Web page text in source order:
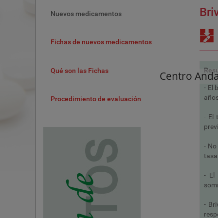
Centro
Nuevos medicamentos
Fichas de nuevos medicamentos
Qué son las Fichas
Procedimiento de evaluación
- El
- El
-
- El
-